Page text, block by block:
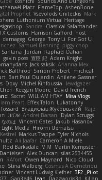
Platz FlameTop AshenBone
Prophet Vsevolods Gniteckis Mark
Luthonium Virtual Heritage
Sandra Classical Salamander
X Customs Harrison Gafford nost
damageg George Tony Li For Got U
Samuel Benning piggy chop
Santana Jordan Raphael Dahan
gavin poss 宣臣 紀 Adam Knight
Jack saksik Arianna Mex
Balthrop Simon Probert micheal
Bart Paul Dujardin Anilene Gassner
Doxy Michel Kinfoussia
lewdgazer
Keegan Moore David French
Sxcret WILLIAM HTAY Misa Vlogs
Peart Effex Talon Lukatonny
Владислав Жуковський
Raje
אלמוג Andrei Barsan
Dylan Scruggs
なのは Vincent Gates Jakub Hasanov
Light Media Hiromi Uematsu
Markus Trappe Tyler Nichols
Ali Jaafar Cameron A Miele
Rod Barksdale M M Martin Kempster
Alex Duncan silas 2534455
RAfort Owen Maynard
Nico Cloud
Stina Walberg Cosmas A Demetriou
Vincent Ludwig Kiefner BF2 _Pilot
Gan3e46 Jean Dazzworks3d Kilian